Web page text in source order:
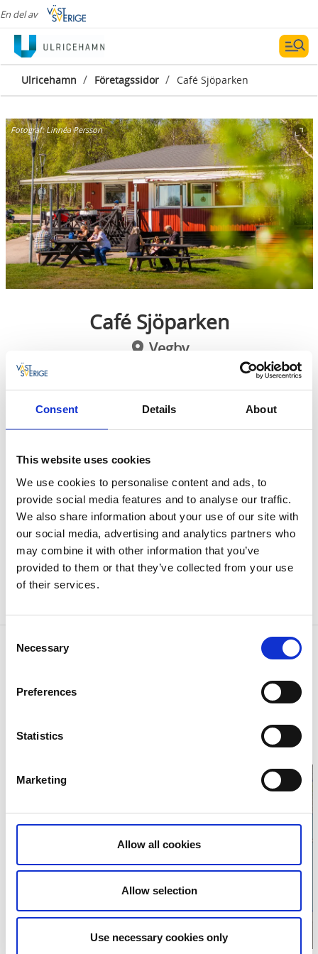
Consent Details About
This website uses cookies
We use cookies to personalise content and ads, to
provide social media features and to analyse our traffic.
We also share information about your use of our site with
our social media, advertising and analytics partners who
may combine it with other information that you’ve
provided to them or that they’ve collected from your use
of their services.
Selection
Necessary
Preferences
Statistics
Marketing
Allow all cookies
Allow selection
Use necessary cookies only
En del av
Ulricehamn / Företagssidor / Café Sjöparken
Fotograf:Linnéa Persson
Café Sjöparken
Vegby
glass
Café Sjöparken ligger i ett fantastiskt läge med utsikt
över Sämsjön. Här erbjuds lättare luncher, fika och
glass. Fokus ligger på att använda lokala råvaror och
majoriteten av det som serveras är bakat på plats.
Beachvolley och badplats
I den vackra parken som ligger intill caféet finns
grillplatser och ytor för lek. Här hittar du också en
Kontaktinformation
52011 Vegby
Hemsida:cafesjoparken.se/
Klicka för karta och
öppettider